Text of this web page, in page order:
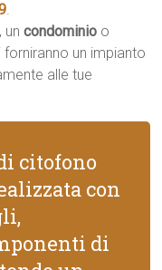
.
, uncondominio o
un impianto
alle tue
citofono
con
di